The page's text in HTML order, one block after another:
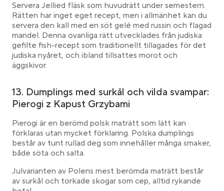
Servera Jellied fläsk som huvudrätt under semestern.
Rätten har inget eget recept, men i allmänhet kan du
servera den kall med en söt gelé med russin och flagad
mandel. Denna ovanliga rätt utvecklades från judiska
gefilte fish-recept som traditionellt tillagades för det
judiska nyåret, och ibland tillsattes morot och
äggskivor.
13. Dumplings med surkål och vilda svampar:
Pierogi z Kapust Grzybami
Pierogi är en berömd polsk maträtt som lätt kan
förklaras utan mycket förklaring. Polska dumplings
består av tunt rullad deg som innehåller många smaker,
både söta och salta.
Julvarianten av Polens mest berömda maträtt består
av surkål och torkade skogar som cep, alltid rykande